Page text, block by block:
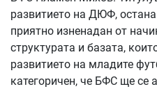
развитието на ДЮФ,
приятно изненадан от
структурата и базата,
развитието на младите
категоричен, че БФС ще се